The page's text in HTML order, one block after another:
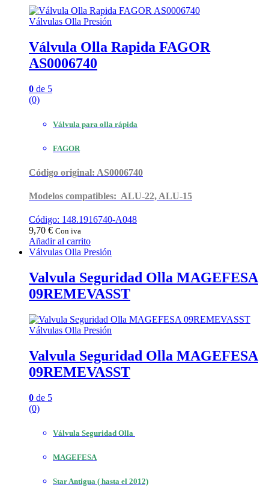
Válvulas Olla Presión
Válvula Olla Rapida FAGOR
AS0006740
0 de 5
(0)
Válvula para olla rápida
FAGOR
Código original: AS0006740
Modelos compatibles: ALU-22, ALU-15
Código: 148.1916740-A048
9,70 € Con iva
Añadir al carrito
Válvulas Olla Presión
Valvula Seguridad Olla MAGEFESA
09REMEVASST
Válvulas Olla Presión
Valvula Seguridad Olla MAGEFESA
09REMEVASST
0 de 5
(0)
Válvula Seguridad Olla
MAGEFESA
Star Antigua ( hasta el 2012)